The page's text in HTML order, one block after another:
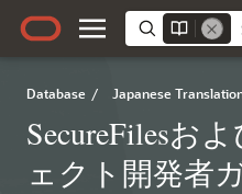
Database / Japanese
SecureFilesお
ェクト開発者